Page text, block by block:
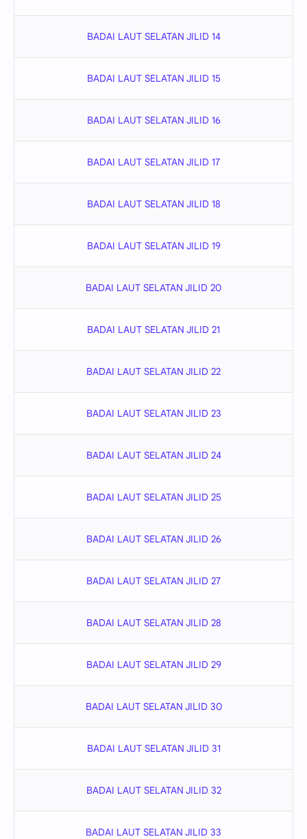
BADAI LAUT SELATAN JILID 14
BADAI LAUT SELATAN JILID 15
BADAI LAUT SELATAN JILID 16
BADAI LAUT SELATAN JILID 17
BADAI LAUT SELATAN JILID 18
BADAI LAUT SELATAN JILID 19
BADAI LAUT SELATAN JILID 20
BADAI LAUT SELATAN JILID 21
BADAI LAUT SELATAN JILID 22
BADAI LAUT SELATAN JILID 23
BADAI LAUT SELATAN JILID 24
BADAI LAUT SELATAN JILID 25
BADAI LAUT SELATAN JILID 26
BADAI LAUT SELATAN JILID 27
BADAI LAUT SELATAN JILID 28
BADAI LAUT SELATAN JILID 29
BADAI LAUT SELATAN JILID 30
BADAI LAUT SELATAN JILID 31
BADAI LAUT SELATAN JILID 32
BADAI LAUT SELATAN JILID 33